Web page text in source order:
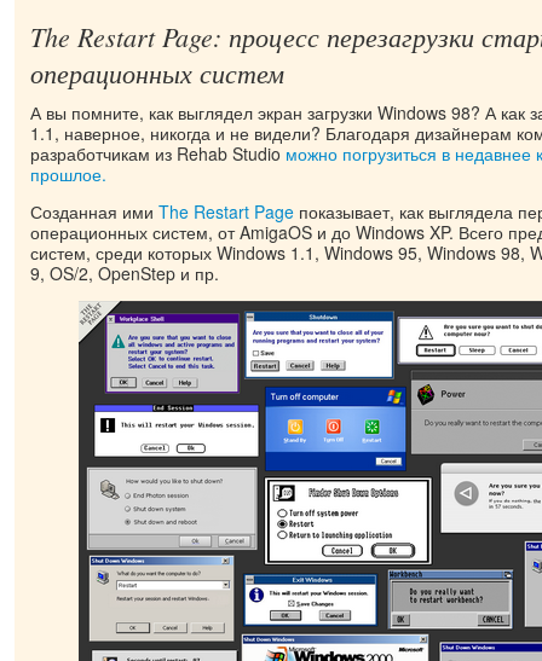
The Restart Page: процесс перезагрузки
операционных систем
А вы помните, как выглядел экран загрузки Windows 98? А как
1.1, наверное, никогда и не видели? Благодаря дизайнерам
разработчикам из Rehab Studio можно погрузиться в недавнее
прошлое.
Созданная ими The Restart Page показывает, как выглядела
операционных систем, от AmigaOS и до Windows XP. Всего
систем, среди которых Windows 1.1, Windows 95, Windows 98,
9, OS/2, OpenStep и пр.